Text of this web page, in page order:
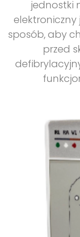
jednostki
sposób, aby
przed